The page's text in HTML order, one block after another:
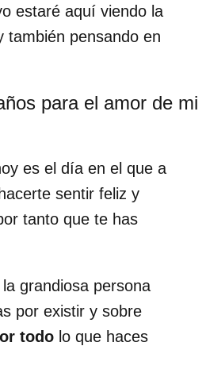
estaré aquí viendo la
también pensando en
para el amor de mi
es el día en el que a
sentir feliz y
tanto que te has
grandiosa persona
por existir y sobre
todo lo que haces